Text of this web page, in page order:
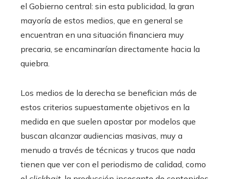
el Gobierno central: sin esta publicidad, la gran
mayoría de estos medios, que en general se
encuentran en una situación financiera muy
precaria, se encaminarían directamente hacia la
quiebra.
Los medios de la derecha se benefician más de
estos criterios supuestamente objetivos en la
medida en que suelen apostar por modelos que
buscan alcanzar audiencias masivas, muy a
menudo a través de técnicas y trucos que nada
tienen que ver con el periodismo de calidad, como